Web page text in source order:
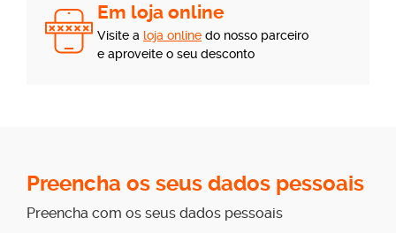
Em loja online
Visite a loja online do nosso parceiro
e aproveite o seu desconto
Preencha os seus dados pessoais
Preencha com os seus dados pessoais